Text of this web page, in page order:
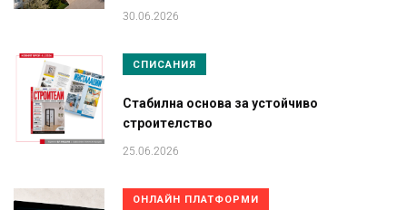
30.06.2026
СПИСАНИЯ
Стабилна основа за устойчиво
строителство
25.06.2026
ОНЛАЙН ПЛАТФОРМИ